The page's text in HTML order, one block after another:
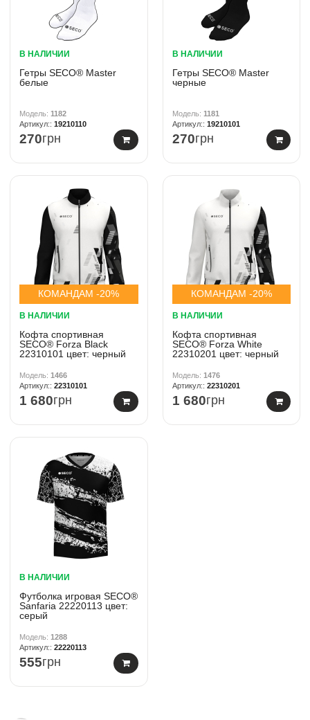
В НАЛИЧИИ
Гетры SECO® Master
белые
1182
19210110
270грн
В НАЛИЧИИ
Гетры SECO® Master
черные
1181
19210101
270грн
КОМАНДАМ -20%
В НАЛИЧИИ
Кофта спортивная
SECO® Forza Black
22310101 цвет: черный
1466
22310101
1 680грн
КОМАНДАМ -20%
В НАЛИЧИИ
Кофта спортивная
SECO® Forza White
22310201 цвет: черный
1476
22310201
1 680грн
В НАЛИЧИИ
Футболка игровая SECO®
Sanfaria 22220113 цвет:
серый
1288
22220113
555грн